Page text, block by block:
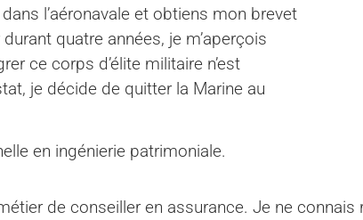
l’aéronavale et obtiens mon brevet
quatre années, je m’aperçois
ce corps d’élite militaire n’est
je décide de quitter la Marine au
en ingénierie patrimoniale.
de conseiller en assurance. Je ne